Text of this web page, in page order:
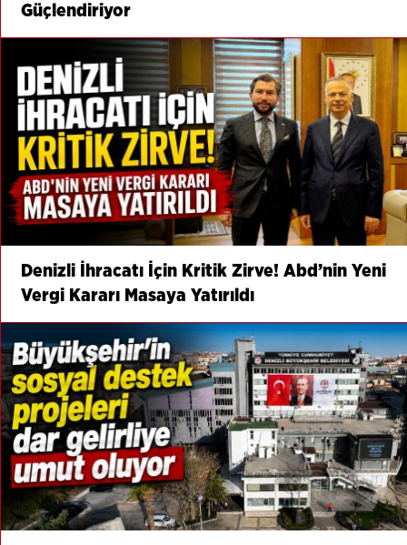
Güçlendiriyor
Denizli İhracatı İçin Kritik Zirve! Abd’nin Yeni
Vergi Kararı Masaya Yatırıldı